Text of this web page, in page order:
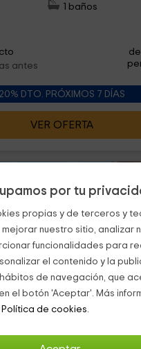
por tu
propias y de terceros y
nuestro sitio, analizar
funcionalidades para
el contenido y la
de navegación, que
el botón 'Aceptar'. Más
Política de cookies.
1 baños
antes
20% DTO. PRÓXIMOS 7 DÍAS
VER OFERTA
de Noé